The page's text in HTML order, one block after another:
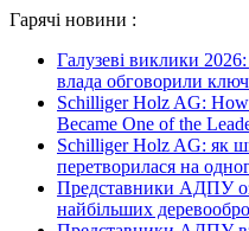
Гарячі новини :
Галузеві виклики
влада обговорили
Schilliger Holz AG:
Became One of the
Schilliger Holz AG: як
перетворилася на
Представники АДПУ
найбільших